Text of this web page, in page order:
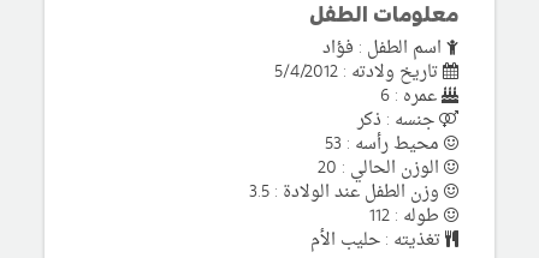
معلومات الطفل
اسم الطفل : فؤاد
تاريخ ولادته : 5/4/2012
عمره : 6
جنسه : ذكر
محيط رأسه : 53
الوزن الحالي : 20
وزن الطفل عند الولادة : 3.5
طوله : 112
تغذيته : حليب الأم